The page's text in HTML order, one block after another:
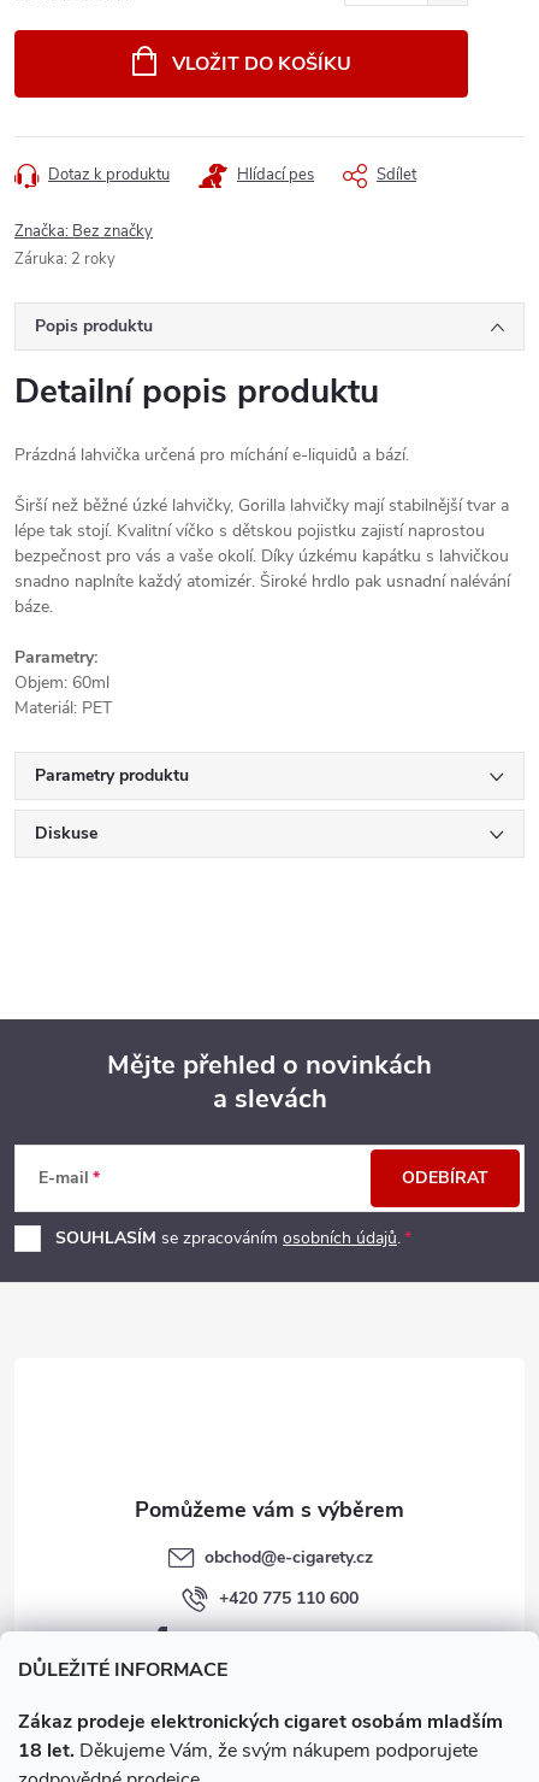
DŮLEŽITÉ INFORMACE
Zákaz prodeje elektronických cigaret osobám mladším
18 let. Děkujeme Vám, že svým nákupem podporujete
VLOŽIT DO KOŠÍKU
Dotaz k produktu Hlídací pes Sdílet
Značka: Bez značky
Záruka: 2 roky
Popis produktu
Detailní popis produktu
Prázdná lahvička určená pro míchání e-liquidů a bází.
Širší než běžné úzké lahvičky, Gorilla lahvičky mají stabilnější tvar a
lépe tak stojí. Kvalitní víčko s dětskou pojistku zajistí naprostou
bezpečnost pro vás a vaše okolí. Díky úzkému kapátku s lahvičkou
snadno naplníte každý atomizér. Široké hrdlo pak usnadní nalévání
báze.
Parametry:
Objem: 60ml
Materiál: PET
Parametry produktu
Diskuse
p
a
Mějte přehled o novinkách
a slevách
E-mail
SOUHLASÍM se zpracováním osobních údajů.
ODEBÍRAT
obchod@e-cigarety.cz
+420 775 110 600
facebook.com/e-cigarety.cz